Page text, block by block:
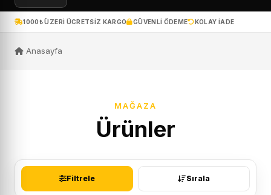
1000₺ ÜZERI ÜCRETSIZ KARGO GÜVENLI ÖDEME KOLAY IADE
Anasayfa
MAĞAZA
Ürünler
Filtrele Sırala